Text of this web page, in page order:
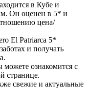
в Кубе и
Он оценен в 5* и
цена/
El Patriarca 5*
и получать
ознакомится с
странице.
свежие и актуальные